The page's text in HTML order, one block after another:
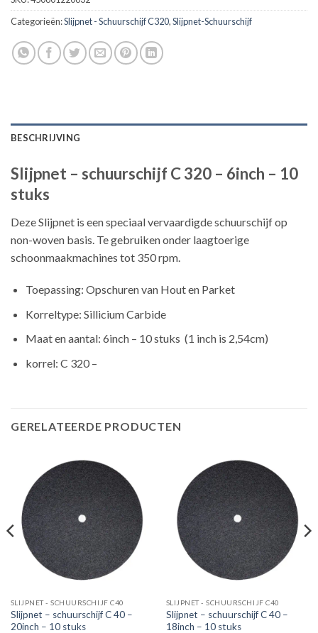
Categorieën:Slijpnet - Schuurschijf C320,Slijpnet-Schuurschijf
BESCHRIJVING
Slijpnet – schuurschijf C 320 – 6inch – 10
stuks
Deze Slijpnet is een speciaal vervaardigde schuurschijf op
non-woven basis. Te gebruiken onder laagtoerige
schoonmaakmachines tot 350 rpm.
Toepassing: Opschuren van Hout en Parket
Korreltype: Sillicium Carbide
Maat en aantal: 6inch – 10 stuks (1 inch is 2,54cm)
korrel: C 320 –
GERELATEERDE PRODUCTEN
SLIJPNET - SCHUURSCHIJF C40
Slijpnet – schuurschijf C 40 –
20inch – 10 stuks
SLIJPNET - SCHUURSCHIJF C40
Slijpnet – schuurschijf C 40 –
18inch – 10 stuks